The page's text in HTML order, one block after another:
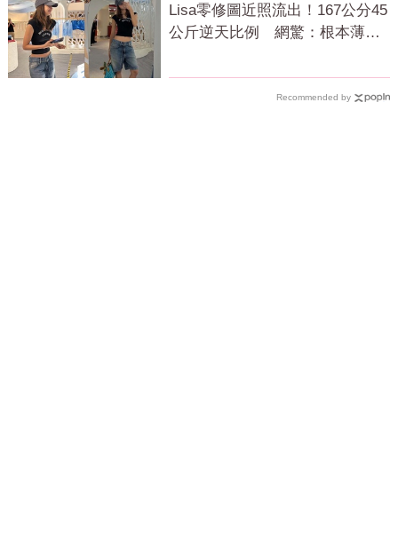
Lisa零修圖近照流出！167公分45
公斤逆天比例 網驚：根本薄到
Recommended by